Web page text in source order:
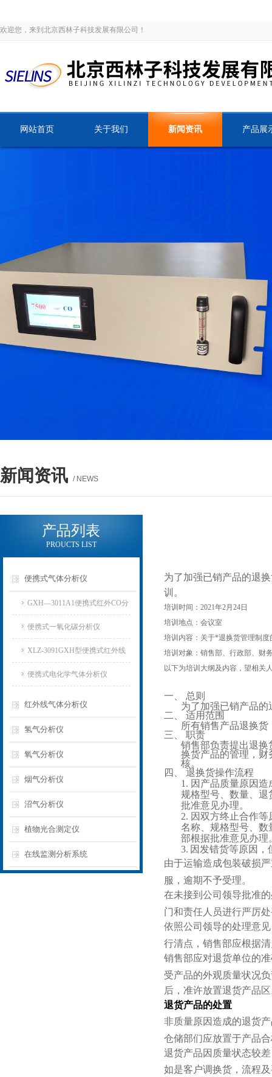
欢迎您，来到北京西林子科技发展有限公司！
网站首页 关于我们 新闻资讯 产品展
新闻资讯 / NEWS
产品列表
PROUCTS LIST
便携式气体分析仪
GXH—3011A1便携式红外CO分
析仪
便携式一氧化碳分析仪
XLZ-3091GXH型便携式红外线
分析仪
便携式电化学气体分析仪
红外线气体分析仪
氢气分析仪
氧气分析仪
烟气分析仪
沼气分析仪
植物光合测定仪
在线监测分析系统
为了加强已销产品的退
训。
培训时间：2021年2月24日
培训地点：会议室
培训内容：关于*退换货管理制度
培训对象：销售部、行政部、财
以下为培训大纲及内容，望相关
一、 总则
为了加强已销产品
二、 适用范围
所有销售产品退换货
三、 职责
销售部负责提出退换
换货产品的管理，财
核。
四、 退换货操作流程
1. 因产品质量原因
规格型号、数量、退
批准意见办理。
2. 因双方终止合作
名称、规格型号、数
部根据批准意见办理
3. 因发错货等原因，
由于运输造成包装破损
服，逾期不予受理。
在未接到公司领导批准
门和责任人员进行严厉
依照公司领导的处理意
行清点，销售部应根据
销售部应对退货单位的
受产品的外观质量状况
后，准许放置退货产品
退货产品的处置
非质量原因造成的退货
仓储部们应放置于产品
退货产品因质量状态较
如是客户调换货，流程